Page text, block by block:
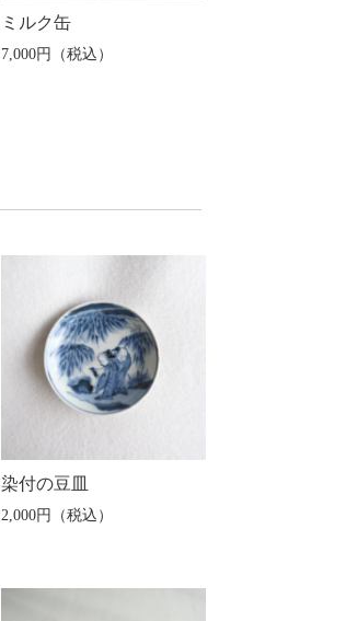
ミルク缶
7,000円（税込）
染付の豆皿
2,000円（税込）